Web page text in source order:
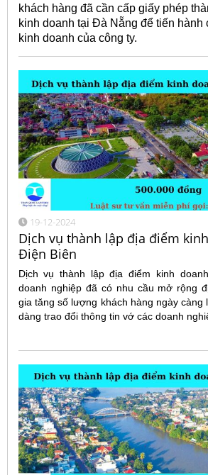
khách hàng đã cần cấp giấy phép
kinh doanh tại Đà Nẵng để tiến hành
kinh doanh của công ty.
19-12-2024
Dịch vụ thành lập địa điểm
Điện Biên
Dịch vụ thành lập địa điểm kinh
doanh nghiệp đã có nhu cầu mở rộng
gia tăng số lượng khách hàng ngày càng
dàng trao đổi thông tin vớ các doanh